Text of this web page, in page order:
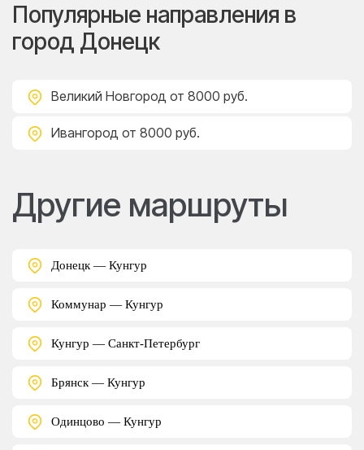
Популярные направления в
город Донецк
Великий Новгород от 8000 руб.
Ивангород от 8000 руб.
Другие маршруты
Донецк — Кунгур
Коммунар — Кунгур
Кунгур — Санкт-Петербург
Брянск — Кунгур
Одинцово — Кунгур